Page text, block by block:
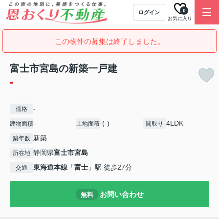
ログイン
お気に入り
0
この物件の募集は終了しました。
富士市宮島の新築一戸建
-
価格 -
建物面積- 土地面積-(-) 間取り 4LDK
築年数 新築
所在地 静岡県富士市宮島
交通 東海道本線 「富士 」駅 徒歩27分
無料 お問い合わせ